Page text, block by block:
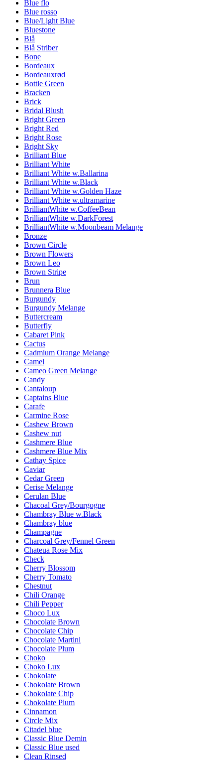
Blue flo
Blue rosso
Blue/Light Blue
Bluestone
Blå
Blå Striber
Bone
Bordeaux
Bordeauxrød
Bottle Green
Bracken
Brick
Bridal Blush
Bright Green
Bright Red
Bright Rose
Bright Sky
Brilliant Blue
Brilliant White
Brilliant White w.Ballarina
Brilliant White w.Black
Brilliant White w.Golden Haze
Brilliant White w.ultramarine
BrilliantWhite w.CoffeeBean
BrilliantWhite w.DarkForest
BrilliantWhite w.Moonbeam Melange
Bronze
Brown Circle
Brown Flowers
Brown Leo
Brown Stripe
Brun
Brunnera Blue
Burgundy
Burgundy Melange
Buttercream
Butterfly
Cabaret Pink
Cactus
Cadmium Orange Melange
Camel
Cameo Green Melange
Candy
Cantaloup
Captains Blue
Carafe
Carmine Rose
Cashew Brown
Cashew nut
Cashmere Blue
Cashmere Blue Mix
Cathay Spice
Caviar
Cedar Green
Cerise Melange
Cerulan Blue
Chacoal Grey/Bourgogne
Chambray Blue w.Black
Chambray blue
Champagne
Charcoal Grey/Fennel Green
Chateua Rose Mix
Check
Cherry Blossom
Cherry Tomato
Chestnut
Chili Orange
Chili Pepper
Choco Lux
Chocolate Brown
Chocolate Chip
Chocolate Martini
Chocolate Plum
Choko
Choko Lux
Chokolate
Chokolate Brown
Chokolate Chip
Chokolate Plum
Cinnamon
Circle Mix
Citadel blue
Classic Blue Demin
Classic Blue used
Clean Rinsed